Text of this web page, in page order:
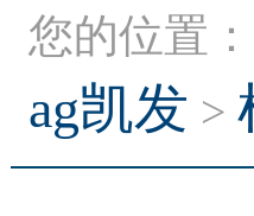
您的位置：
ag凯发 >